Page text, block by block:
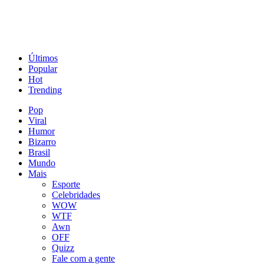
Últimos
Popular
Hot
Trending
Pop
Viral
Humor
Bizarro
Brasil
Mundo
Mais
Esporte
Celebridades
WOW
WTF
Awn
OFF
Quizz
Fale com a gente